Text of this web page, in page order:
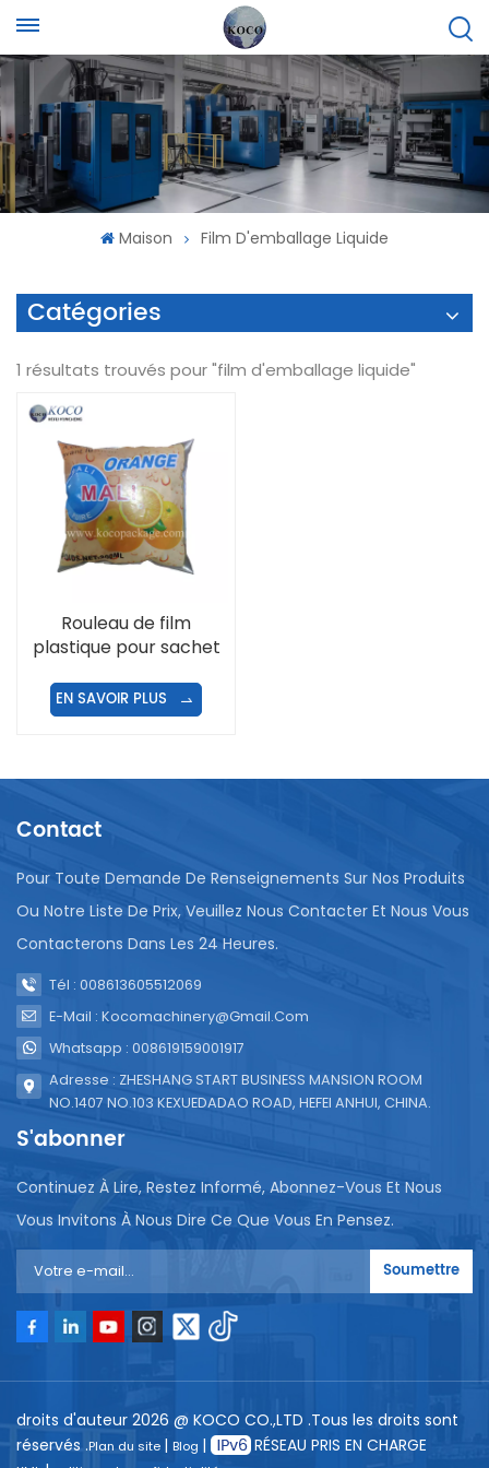
Maison Film D'emballage Liquide
Catégories
1 résultats trouvés pour "film d'emballage liquide"
Rouleau de film
plastique pour sachet
à laver
EN SAVOIR PLUS
Contact
Pour Toute Demande De Renseignements Sur Nos Produits
Ou Notre Liste De Prix, Veuillez Nous Contacter Et Nous Vous
Contacterons Dans Les 24 Heures.
Tél : 008613605512069
E-Mail : Kocomachinery@gmail.com
Whatsapp : 008619159001917
Adresse : ZHESHANG START BUSINESS MANSION ROOM
NO.1407 NO.103 KEXUEDADAO ROAD, HEFEI ANHUI, CHINA.
S'abonner
Continuez À Lire, Restez Informé, Abonnez-Vous Et Nous
Vous Invitons À Nous Dire Ce Que Vous En Pensez.
Soumettre
droits d'auteur 2026 @ KOCO CO.,LTD .Tous les droits sont
réservés .Plan du site | Blog | RÉSEAU PRIS EN CHARGE